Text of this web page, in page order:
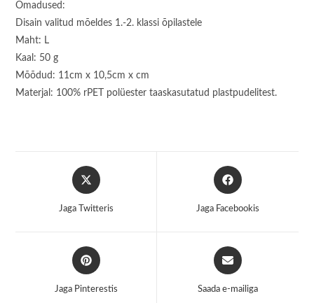
Omadused:
Disain valitud mõeldes 1.-2. klassi õpilastele
Maht: L
Kaal: 50 g
Mõõdud: 11cm x 10,5cm x cm
Materjal: 100% rPET polüester taaskasutatud plastpudelitest.
Opens
in
Jaga Twitteris
Opens
in
Jaga Facebookis
Opens
in
Jaga Pinterestis
Opens
in
Saada e-mailiga